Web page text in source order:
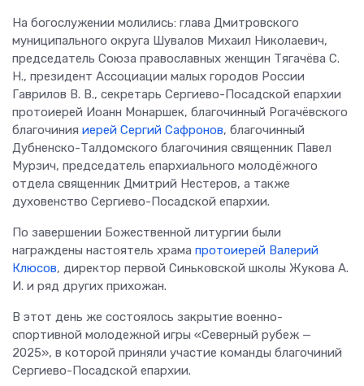
На богослужении молились: глава Дмитровского
муниципального округа Шувалов Михаил Николаевич,
председатель Союза православных женщин Тягачёва С.
Н., президент Ассоциации малых городов России
Гаврилов В. В., секретарь Сергиево-Посадской епархии
протоиерей Иоанн Монаршек, благочинный Рогачёвского
благочиния иерей Сергий Сафронов, благочинный
Дубненско-Талдомского благочиния священник Павел
Мурзич, председатель епархиального молодёжного
отдела священник Дмитрий Нестеров, а также
духовенство Сергиево-Посадской епархии.
По завершении Божественной литургии были
награждены настоятель храма протоиерей Валерий
Клюсов, директор первой Синьковской школы Жукова А.
И. и ряд других прихожан.
В этот день же состоялось закрытие военно-
спортивной молодежной игры «Северный рубеж —
2025», в которой приняли участие команды благочиний
Сергиево-Посадской епархии.